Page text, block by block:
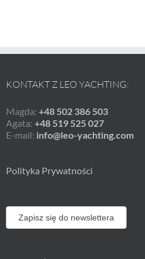
KONTAKT Z LEO YACHTING:
Magda: +48 502 386 503
Agata: +48 519 525 027
E-mail: info@leo-yachting.com
Polityka Prywatności
Zapisz się do newslettera